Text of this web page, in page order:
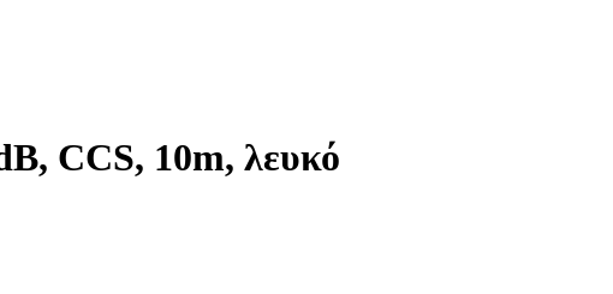
CCS, 10m, λευκό